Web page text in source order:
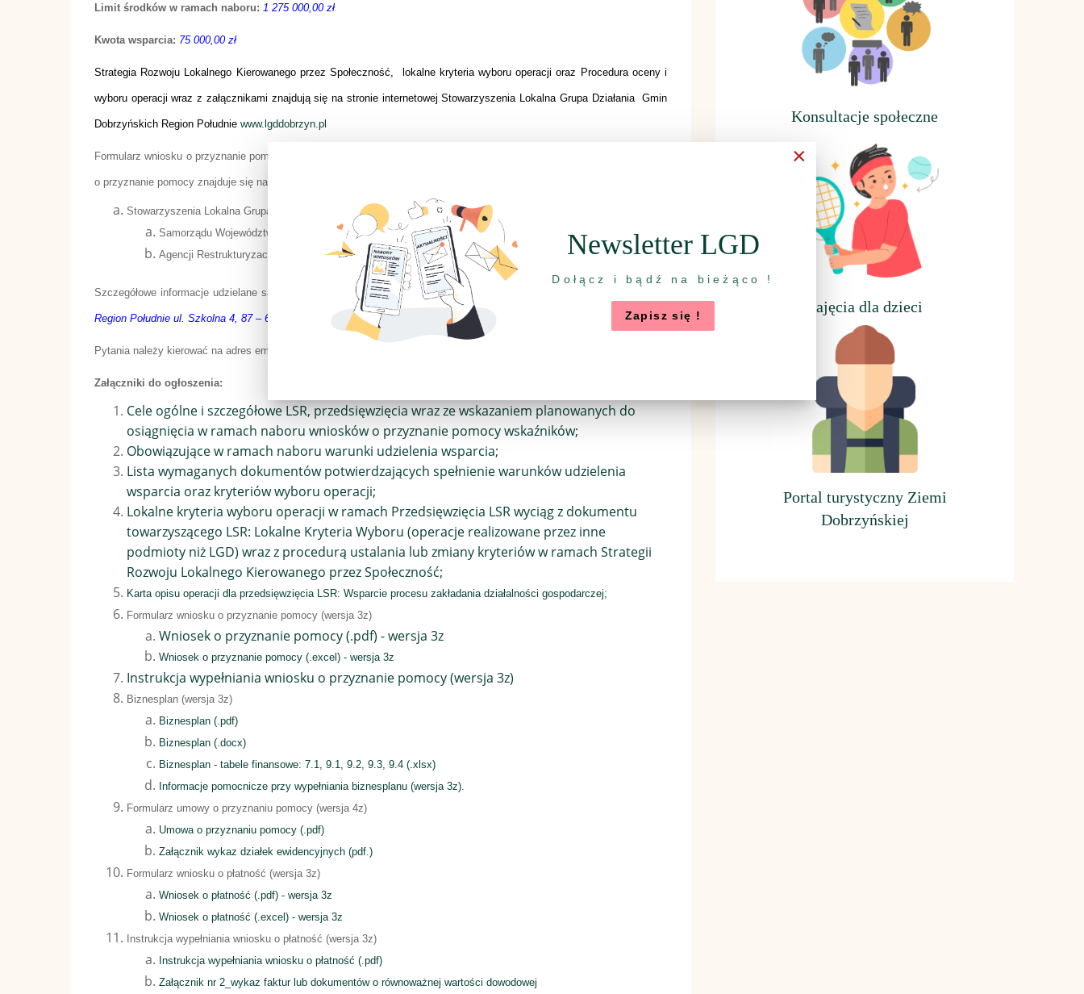
Limit środków w ramach naboru: 1 275 000,00 zł
Kwota wsparcia: 75 000,00 zł
Strategia Rozwoju Lokalnego Kierowanego przez Społeczność, lokalne kryteria wyboru operacji oraz Procedura oceny i
wyboru operacji wraz z załącznikami znajdują się na stronie internetowej Stowarzyszenia Lokalna Grupa Działania Gmin
Dobrzyńskich Region Południe www.lgddobrzyn.pl
Formularz wniosku o przyznanie pomocy, formularz wniosku o płatność wraz z instrukcjami wypełniania oraz wzór umowy
o przyznanie pomocy znajduje się na stronach internetowych:
Stowarzyszenia Lokalna Grupa Działania Gmin Dobrzyńskich Region Południe
Samorządu Województwa Kujawsko-Pomorskiegowww.mojregion.eu
Agencji Restrukturyzacji i Modernizacji Rolnictwawww.arimr.gov.pl
Szczegółowe informacje udzielane są dodatkowo w BiurzeStowarzyszenia Lokalna Grupa Działania Gmin Dobrzyńskich
Region Południe ul. Szkolna 4, 87 – 610 Dobrzyń nad Wisłą
Pytania należy kierować na adres email:
Załączniki do ogłoszenia:
Cele ogólne i szczegółowe LSR, przedsięwzięcia wraz ze wskazaniem planowanych do
osiągnięcia w ramach naboru wniosków o przyznanie pomocy wskaźników;
Obowiązujące w ramach naboru warunki udzielenia wsparcia;
Lista wymaganych dokumentów potwierdzających spełnienie warunków udzielenia
wsparcia oraz kryteriów wyboru operacji;
Lokalne kryteria wyboru operacji w ramach Przedsięwzięcia LSR wyciąg z dokumentu
towarzyszącego LSR: Lokalne Kryteria Wyboru (operacje realizowane przez inne
podmioty niż LGD) wraz z procedurą ustalania lub zmiany kryteriów w ramach Strategii
Rozwoju Lokalnego Kierowanego przez Społeczność;
Karta opisu operacji dla przedsięwzięcia LSR: Wsparcie procesu zakładania działalności gospodarczej;
Formularz wniosku o przyznanie pomocy (wersja 3z)
Wniosek o przyznanie pomocy (.pdf) - wersja 3z
Wniosek o przyznanie pomocy (.excel) - wersja 3z
Instrukcja wypełniania wniosku o przyznanie pomocy (wersja 3z)
Biznesplan (wersja 3z)
Biznesplan (.pdf)
Biznesplan (.docx)
Biznesplan - tabele finansowe: 7.1, 9.1, 9.2, 9.3, 9.4 (.xlsx)
Informacje pomocnicze przy wypełniania biznesplanu (wersja 3z).
Formularz umowy o przyznaniu pomocy (wersja 4z)
Umowa o przyznaniu pomocy (.pdf)
Załącznik wykaz działek ewidencyjnych (pdf.)
Formularz wniosku o płatność (wersja 3z)
Wniosek o płatność (.pdf) - wersja 3z
Wniosek o płatność (.excel) - wersja 3z
Instrukcja wypełniania wniosku o płatność (wersja 3z)
Instrukcja wypełniania wniosku o płatność (.pdf)
Załącznik nr 2_wykaz faktur lub dokumentów o równoważnej wartości dowodowej
Konsultacje społeczne
ajęcia dla dzieci
Portal turystyczny Ziemi
Dobrzyńskiej
×
Newsletter LGD
Dołącz i bądź na bieżąco !
Zapisz się !